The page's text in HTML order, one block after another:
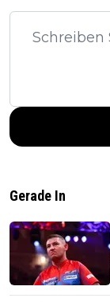
Gerade In